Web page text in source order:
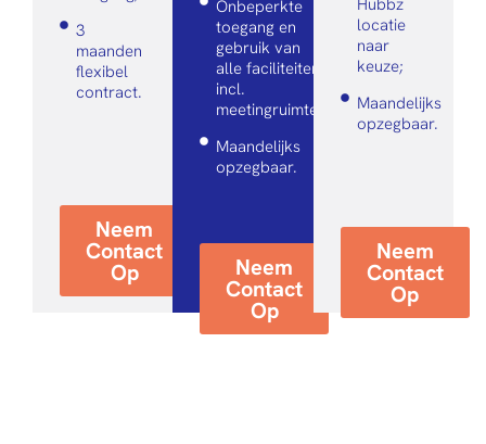
3
maanden
flexibel
contract.
Neem
Contact
Op
Onbeperkte
toegang en
gebruik van
alle faciliteiten
incl.
meetingruimtes;
Maandelijks
opzegbaar.
Neem
Contact
Op
locatie
naar
keuze;
Maandelijks
opzegbaar.
Neem
Contact
Op